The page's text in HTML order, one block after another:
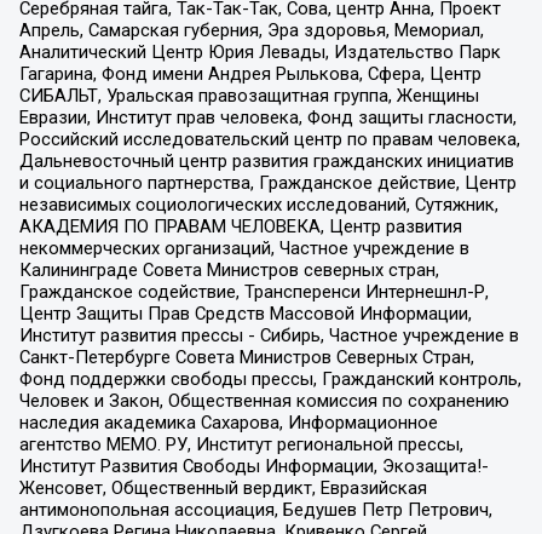
Серебряная тайга, Так-Так-Так, Сова, центр Анна, Проект
Апрель, Самарская губерния, Эра здоровья, Мемориал,
Аналитический Центр Юрия Левады, Издательство Парк
Гагарина, Фонд имени Андрея Рылькова, Сфера, Центр
СИБАЛЬТ, Уральская правозащитная группа, Женщины
Евразии, Институт прав человека, Фонд защиты гласности,
Российский исследовательский центр по правам человека,
Дальневосточный центр развития гражданских инициатив
и социального партнерства, Гражданское действие, Центр
независимых социологических исследований, Сутяжник,
АКАДЕМИЯ ПО ПРАВАМ ЧЕЛОВЕКА, Центр развития
некоммерческих организаций, Частное учреждение в
Калининграде Совета Министров северных стран,
Гражданское содействие, Трансперенси Интернешнл-Р,
Центр Защиты Прав Средств Массовой Информации,
Институт развития прессы - Сибирь, Частное учреждение в
Санкт-Петербурге Совета Министров Северных Стран,
Фонд поддержки свободы прессы, Гражданский контроль,
Человек и Закон, Общественная комиссия по сохранению
наследия академика Сахарова, Информационное
агентство МЕМО. РУ, Институт региональной прессы,
Институт Развития Свободы Информации, Экозащита!-
Женсовет, Общественный вердикт, Евразийская
антимонопольная ассоциация, Бедушев Петр Петрович,